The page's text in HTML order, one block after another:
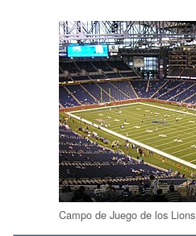
Campo de Juego de los Lions